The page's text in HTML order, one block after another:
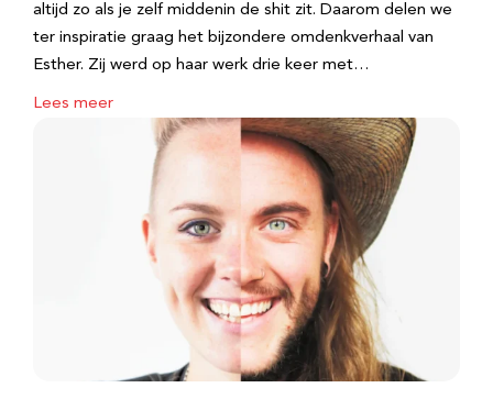
altijd zo als je zelf middenin de shit zit. Daarom delen we
ter inspiratie graag het bijzondere omdenkverhaal van
Esther. Zij werd op haar werk drie keer met…
Lees meer